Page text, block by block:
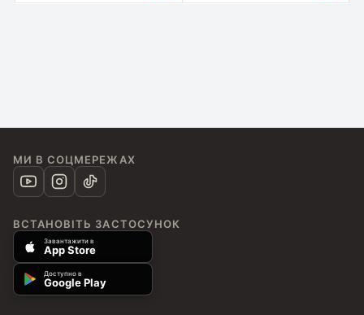
МИ В СОЦМЕРЕЖАХ
ВСТАНОВІТЬ ЗАСТОСУНОК
Завантажити в
App Store
Доступно в
Google Play